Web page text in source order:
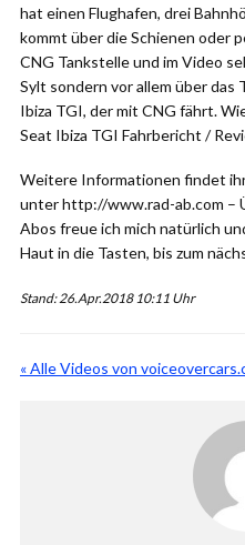
hat einen Flughafen, drei
kommt über die Schienen oder
CNG Tankstelle und im Video
Sylt sondern vor allem über das
Ibiza TGI, der mit CNG fährt.
Seat Ibiza TGI Fahrbericht /
Weitere Informationen findet
unter http://www.rad-ab.com –
Abos freue ich mich natürlich
Haut in die Tasten, bis zum
Stand: 26.Apr.2018 10:11 Uhr
« Alle Videos von